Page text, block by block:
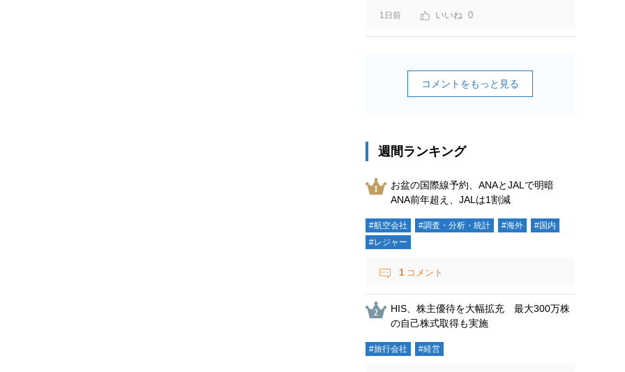
1日前 0
コメントをもっと見る
週間ランキング
お盆の国際線予約、ANAとJALで明暗
ANA前年超え、JALは1割減
#航空会社 #調査・分析・統計 #海外
#国内
#レジャー
1 コメント
HIS、株主優待を大幅拡充 最大300万株
の自己株式取得も実施
#旅行会社 #経営